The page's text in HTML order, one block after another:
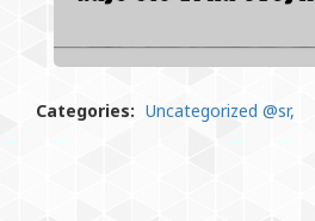
Categories: Uncategorized @sr